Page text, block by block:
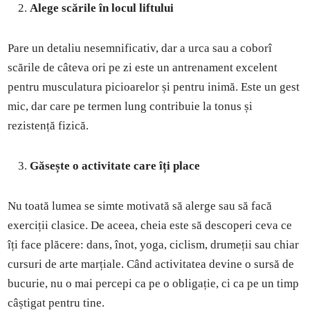
Alege scările în locul liftului
Pare un detaliu nesemnificativ, dar a urca sau a coborî
scările de câteva ori pe zi este un antrenament excelent
pentru musculatura picioarelor și pentru inimă. Este un gest
mic, dar care pe termen lung contribuie la tonus și
rezistență fizică.
Găsește o activitate care îți place
Nu toată lumea se simte motivată să alerge sau să facă
exerciții clasice. De aceea, cheia este să descoperi ceva ce
îți face plăcere: dans, înot, yoga, ciclism, drumeții sau chiar
cursuri de arte marțiale. Când activitatea devine o sursă de
bucurie, nu o mai percepi ca pe o obligație, ci ca pe un timp
câștigat pentru tine.